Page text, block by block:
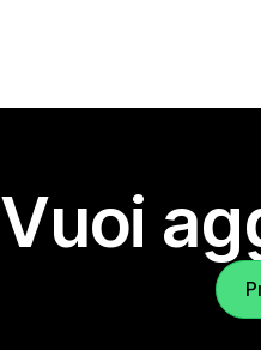
Vuoi